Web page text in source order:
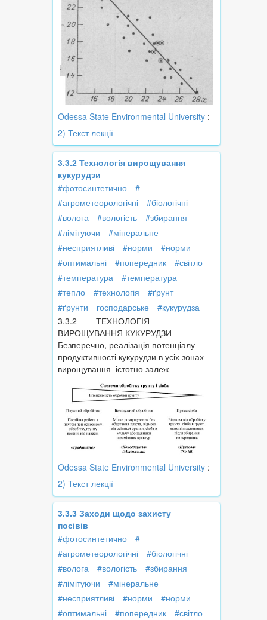
Odessa State Environmental University :
2) Текст лекції
3.3.2 Технологія вирощування
кукурудзи
#фотосинтетично
#
#агрометеорологічні
#біологічні
#волога
#вологість
#збирання
#лімітуючи
#мінеральне
#несприятливі
#норми
#норми
#оптимальні
#попередник
#світло
#температура
#температура
#тепло
#технологія
#ґрунт
#ґрунти
господарське
#кукурудза
3.3.2 ТЕХНОЛОГІЯ
ВИРОЩУВАННЯ КУКУРУДЗИ
Безперечно, реалізація потенціалу
продуктивності кукурудзи в усіх зонах
вирощування істотно залеж
Odessa State Environmental University :
2) Текст лекції
3.3.3 Заходи щодо захисту
посівів
#фотосинтетично
#
#агрометеорологічні
#біологічні
#волога
#вологість
#збирання
#лімітуючи
#мінеральне
#несприятливі
#норми
#норми
#оптимальні
#попередник
#світло